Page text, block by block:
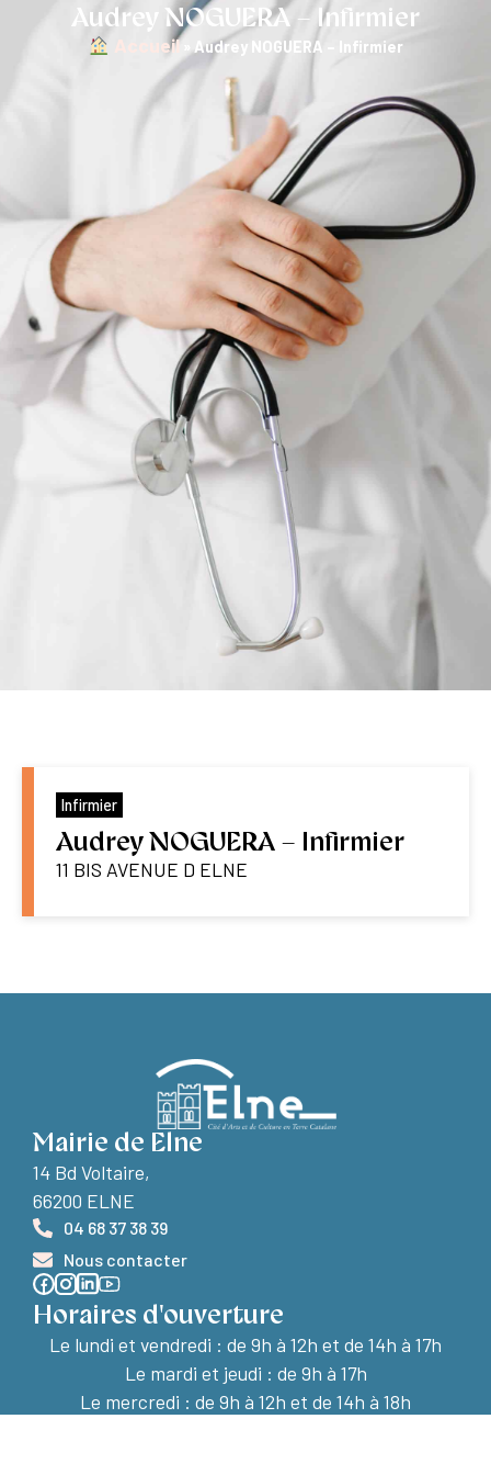
Audrey NOGUERA – Infirmier
︎ Accueil Audrey NOGUERA – Infirmier
Infirmier
Audrey NOGUERA – Infirmier
11 BIS AVENUE D ELNE
Mairie de Elne
14 Bd Voltaire,
66200 ELNE
04 68 37 38 39
Nous contacter
Horaires d'ouverture
Le lundi et vendredi : de 9h à 12h et de 14h à 17h
Le mardi et jeudi : de 9h à 17h
Le mercredi : de 9h à 12h et de 14h à 18h